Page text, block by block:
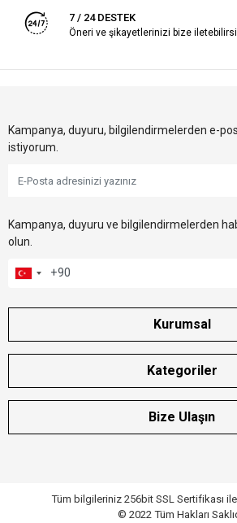
7 / 24 DESTEK
Öneri ve şikayetlerinizi bize
Kampanya, duyuru, bilgilendirmelerden e-
istiyorum.
Kampanya, duyuru ve bilgilendirmelerden
olun.
Kurumsal
Kategoriler
Bize Ulaşın
Tüm bilgileriniz 256bit SSL Sertifikası
© 2022 Tüm Hakları